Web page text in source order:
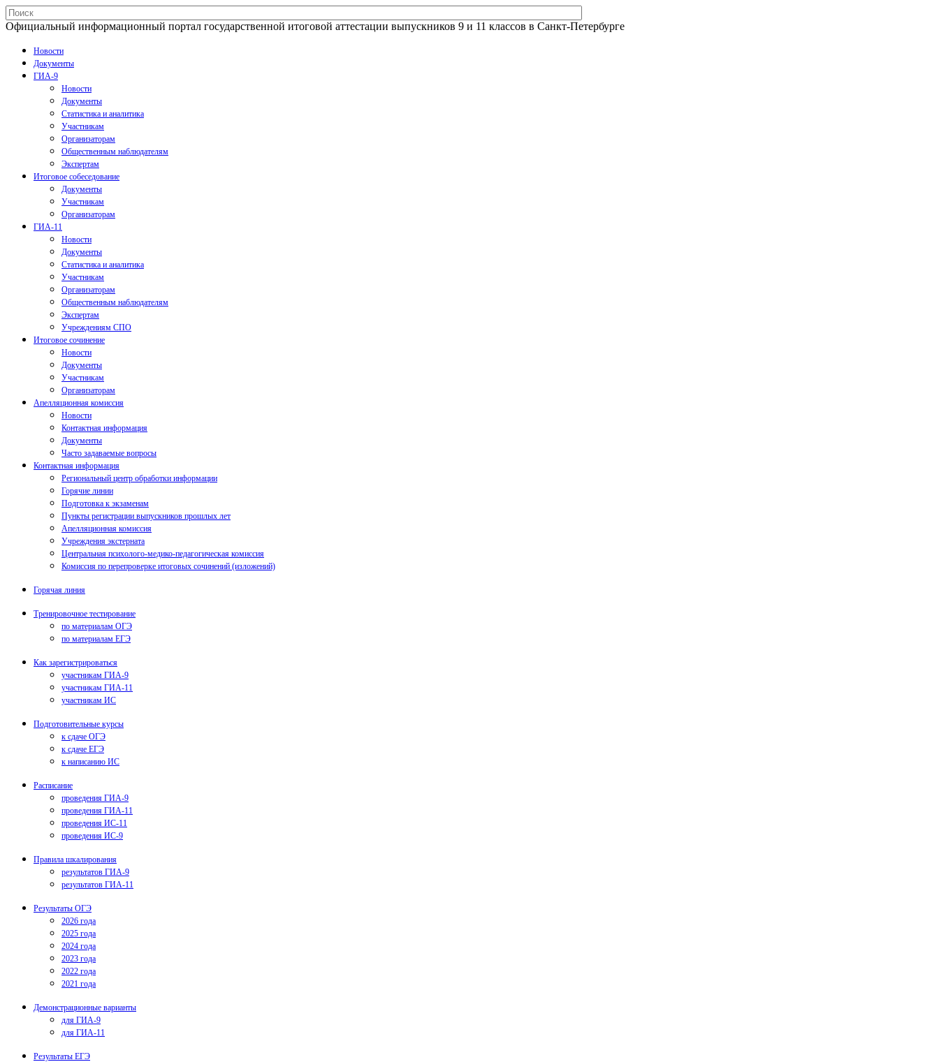
Официальный информационный портал государственной итоговой аттестации выпускников 9 и 11 классов в Санкт-Петербурге
Новости
Документы
ГИА-9
Новости
Документы
Статистика и аналитика
Участникам
Организаторам
Общественным наблюдателям
Экспертам
Итоговое собеседование
Документы
Участникам
Организаторам
ГИА-11
Новости
Документы
Статистика и аналитика
Участникам
Организаторам
Общественным наблюдателям
Экспертам
Учреждениям СПО
Итоговое сочинение
Новости
Документы
Участникам
Организаторам
Апелляционная комиссия
Новости
Контактная информация
Документы
Часто задаваемые вопросы
Контактная информация
Региональный центр обработки информации
Горячие линии
Подготовка к экзаменам
Пункты регистрации выпускников прошлых лет
Апелляционная комиссия
Учреждения экстерната
Центральная психолого-медико-педагогическая комиссия
Комиссия по перепроверке итоговых сочинений (изложений)
Горячая линия
Тренировочное тестирование
по материалам ОГЭ
по материалам ЕГЭ
Как зарегистрироваться
участникам ГИА-9
участникам ГИА-11
участникам ИС
Подготовительные курсы
к сдаче ОГЭ
к сдаче ЕГЭ
к написанию ИС
Расписание
проведения ГИА-9
проведения ГИА-11
проведения ИС-11
проведения ИС-9
Правила шкалирования
результатов ГИА-9
результатов ГИА-11
Результаты ОГЭ
2026 года
2025 года
2024 года
2023 года
2022 года
2021 года
Демонстрационные варианты
для ГИА-9
для ГИА-11
Результаты ЕГЭ